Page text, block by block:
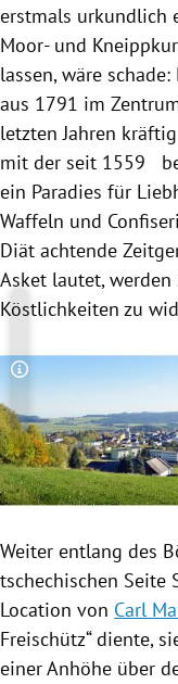
erstmals urkundlich
Moor- und
lassen, wäre
aus 1791 im
letzten Jahren
mit der seit 1559
ein Paradies für
Waffeln und
Diät achtende
Asket lautet,
Köstlichkeiten zu
Copyright-
Weiter entlang des
tschechischen Seite
Location von Carl
Freischütz“ diente,
einer Anhöhe über